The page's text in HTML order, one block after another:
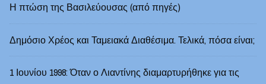
Η πτώση της Βασιλεύουσας (από πηγές)
Δημόσιο Χρέος και Ταμειακά Διαθέσιμα. Τελικά, πόσα είναι;
1 Ιουνίου 1998: Όταν ο Λιαντίνης διαμαρτυρήθηκε για τις